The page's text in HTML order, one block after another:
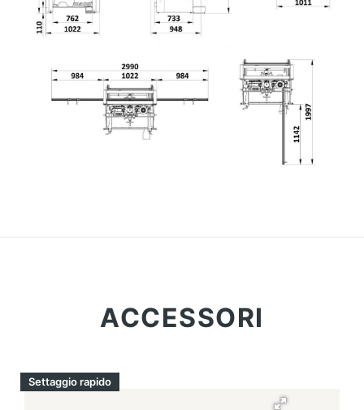
ACCESSORI
Settaggio rapido